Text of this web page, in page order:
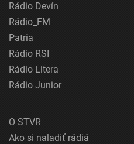
Rádio Devín
Rádio_FM
Patria
Rádio RSI
Rádio Litera
Rádio Junior
O STVR
Ako si naladiť rádiá